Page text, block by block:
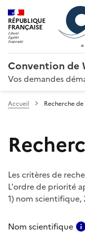
RÉPUBLIQUE
FRANÇAISE
Convention de
Vos demandes
Accueil Recherche
Les critères de
L'ordre de priorité
1) nom
Nom scientifique